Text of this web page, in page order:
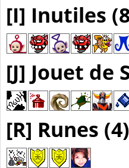
[I] Inutiles
[J] Jouet de
[R] Runes (4)